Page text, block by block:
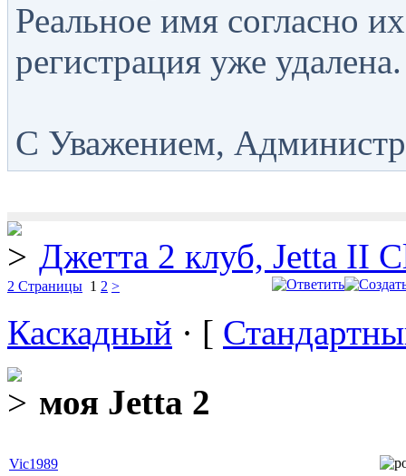
Реальное имя согласно
регистрация уже удалена.
С Уважением,
Джетта 2 клуб, Jetta II
2 Страницы 1 2 >
Каскадный · [
моя Jetta 2
Vic1989